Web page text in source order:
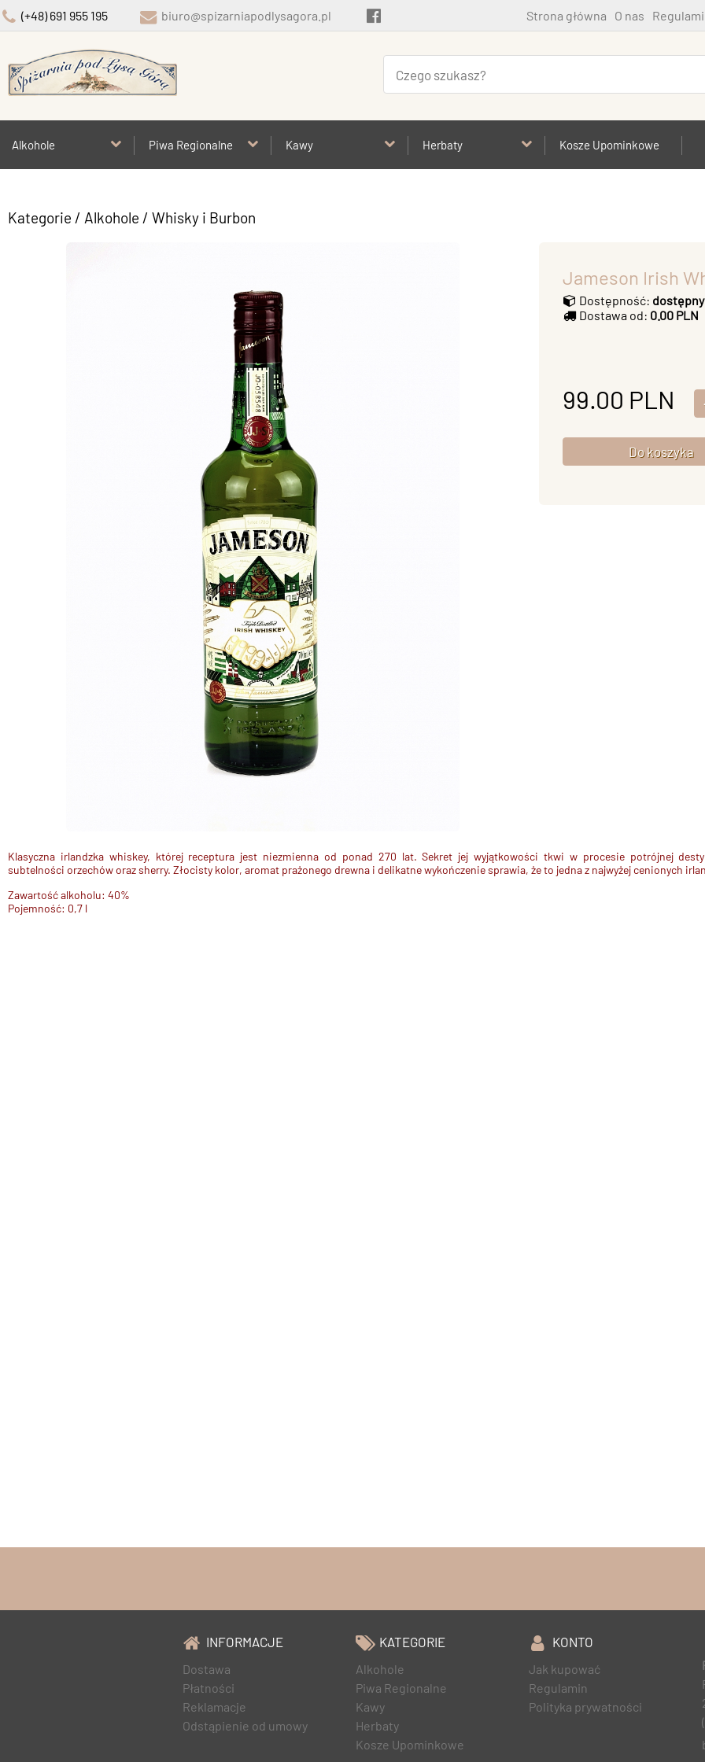
(+48) 691 955 195 biuro@spizarniapodlysagora.pl Strona główna O nas
Alkohole Piwa Regionalne Kawy Herbaty Kosze Upominkowe
Kategorie / Alkohole / Whisky i Burbon
Jameson Irish
Dostępność: dostępny
Dostawa od: 0.00 PLN
99.00 PLN
Klasyczna irlandzka whiskey, której receptura jest niezmienna od ponad 270 lat. Sekret jej wyjątkowości tkwi w procesie potrójnej
subtelności orzechów oraz sherry. Złocisty kolor, aromat prażonego drewna i delikatne wykończenie sprawia, że to jedna z najwyżej cenionych
Zawartość alkoholu: 40%
Pojemność: 0,7 l
INFORMACJE
Dostawa
Płatności
Reklamacje
Odstąpienie od umowy
KATEGORIE
Alkohole
Piwa Regionalne
Kawy
Herbaty
Kosze Upominkowe
KONTO
Jak kupować
Regulamin
Polityka prywatności